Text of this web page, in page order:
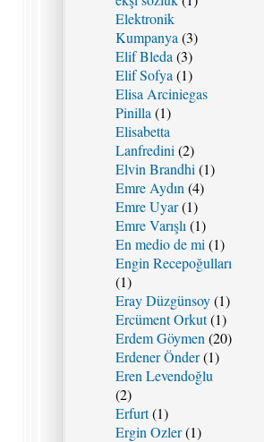
Elektronik
Kumpanya (3)
Elif Bleda (3)
Elif Sofya (1)
Elisa Arciniegas
Pinilla (1)
Elisabetta
Lanfredini (2)
Elvin Brandhi (1)
Emre Aydın (4)
Emre Uyar(1)
Emre Varışlı (1)
En medio de mi (1)
Engin Recepoğulları
(1)
Eray Düzgünsoy(1)
Ercüment Orkut(1)
Erdem Göymen (20)
Erdener Önder(1)
Eren Levendoğlu
(2)
Erfurt(1)
Ergin Ozler(1)